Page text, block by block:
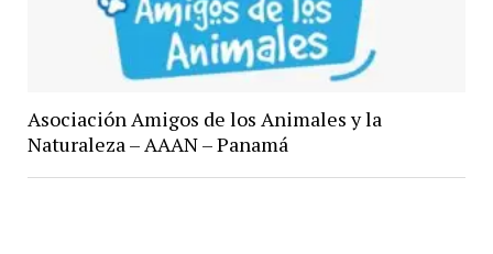
Asociación Amigos de los Animales y la
Naturaleza – AAAN – Panamá